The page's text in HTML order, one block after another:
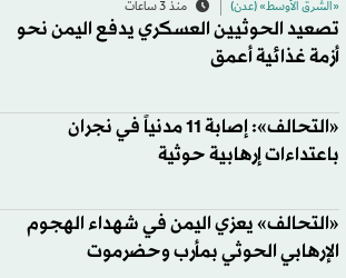
«الشرق الأوسط» (عدن) منذ 3 ساعات
تصعيد الحوثيين العسكري يدفع اليمن نحو
أزمة غذائية أعمق
«التحالف»: إصابة 11 مدنياً في نجران
باعتداءات إرهابية حوثية
«التحالف» يعزي اليمن في شهداء الهجوم
الإرهابي الحوثي بمأرب وحضرموت